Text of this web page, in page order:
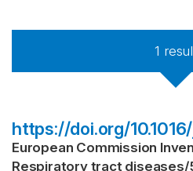
1
https://doi.org/
European Commission
Respiratory tract diseases/